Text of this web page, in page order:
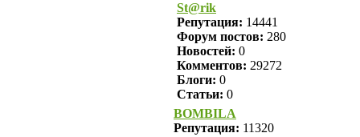
St@rik
Репутация: 14441
Форум постов: 280
Новостей: 0
Комментов: 29272
Блоги: 0
Статьи: 0
BOMBILA
Репутация: 11320